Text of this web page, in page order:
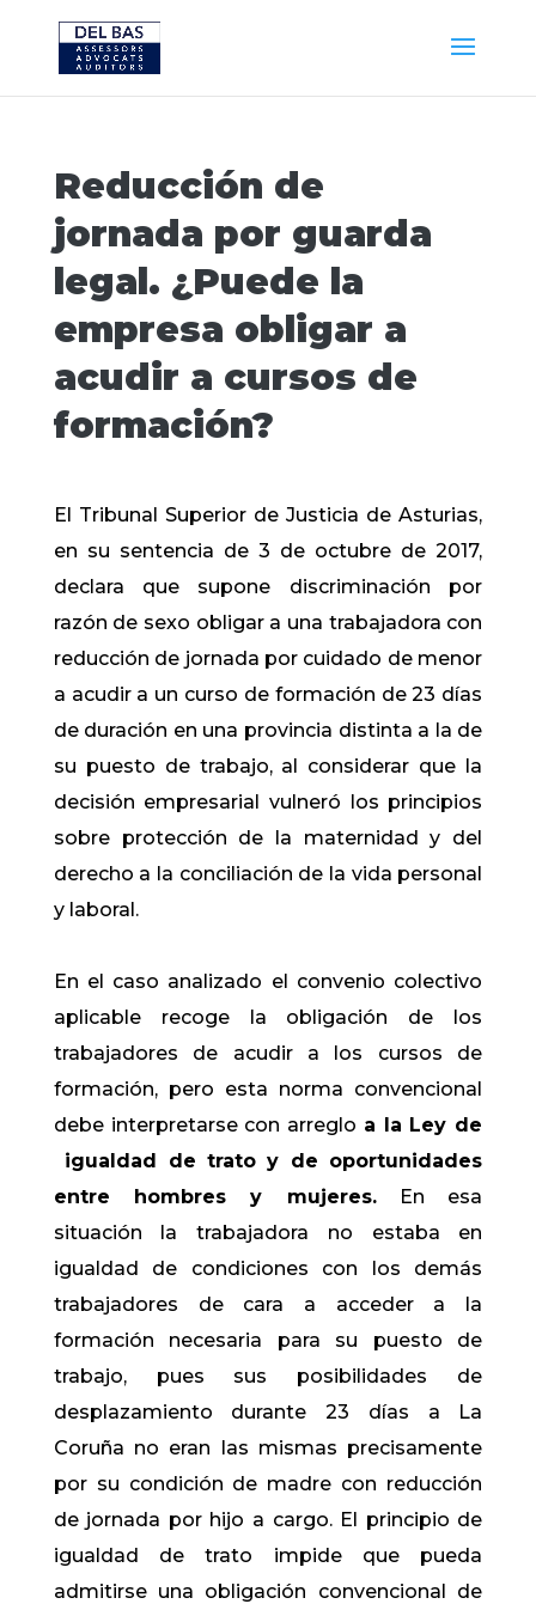
Reducción de
jornada por guarda
legal. ¿Puede la
empresa obligar a
acudir a cursos de
formación?
El Tribunal Superior de Justicia de Asturias,
en su sentencia de 3 de octubre de 2017,
declara que supone discriminación por
razón de sexo obligar a una trabajadora con
reducción de jornada por cuidado de menor
a acudir a un curso de formación de 23 días
de duración en una provincia distinta a la de
su puesto de trabajo, al considerar que la
decisión empresarial vulneró los principios
sobre protección de la maternidad y del
derecho a la conciliación de la vida personal
y laboral.​
En el caso analizado el convenio colectivo
aplicable recoge la obligación de los
trabajadores de acudir a los cursos de
formación, pero esta norma convencional
debe interpretarse con arreglo a la Ley de
igualdad de trato y de oportunidades
entre hombres y mujeres.En esa
situación la trabajadora no estaba en
igualdad de condiciones con los demás
trabajadores de cara a acceder a la
formación necesaria para su puesto de
trabajo, pues sus posibilidades de
desplazamiento durante 23 días a La
Coruña no eran las mismas precisamente
por su condición de madre con reducción
de jornada por hijo a cargo. El principio de
igualdad de trato impide que pueda
admitirse una obligación convencional de